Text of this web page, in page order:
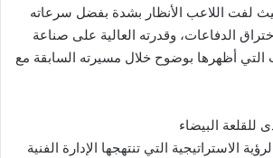
لفت اللاعب الأنظار بشدة بفضل سرعاته
الدفاعات، وقدرته العالية على صناعة
التي أظهرها بوضوح خلال مسيرته السابقة مع
للقلعة البيضاء
الاستراتيجية التي تنتهجها الإدارة الفنية